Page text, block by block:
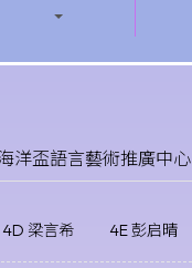
洋盃語言藝術推廣中心
4D 梁言希 4E 彭启晴